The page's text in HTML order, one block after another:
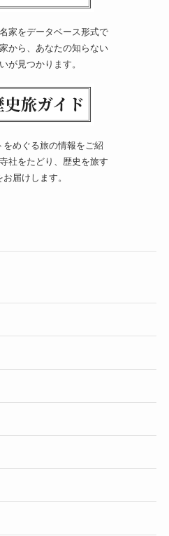
家をデータベース形式で
から、あなたの知らない
が見つかります。
めぐる旅の情報をご紹
社をたどり、歴史を旅す
届けします。